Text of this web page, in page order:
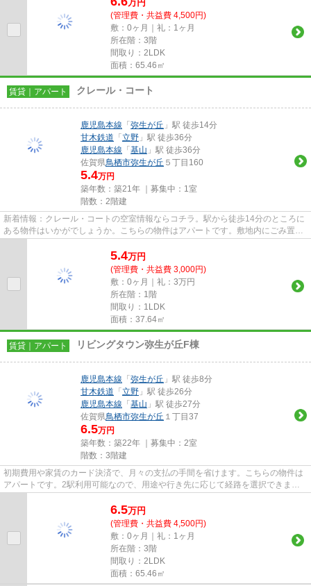
万 円
(管理費・共益費 4,500円)
敷：0ヶ月｜礼：1ヶ月
所在階：3階
間取り：2LDK
面積：65.46㎡
賃貸｜アパート クレール・コート
鹿児島本線 「弥生が丘 」駅 徒歩14分
甘木鉄道 「立野 」駅 徒歩36分
鹿児島本線 「基山 」駅 徒歩36分
佐賀県鳥栖市弥生が丘 ５丁目160
5.4万円
築年数：築21年 ｜募集中： 1室
階数：2階建
新着情報：クレール・コートの空室情報ならコチラ。駅から徒歩14分のところに
ある物件はいかがでしょうか。こちらの物件はアパートです。敷地内にごみ置き
場のある物件です。賃貸物件...
5.4万円
(管理費・共益費 3,000円)
敷：0ヶ月｜礼：3万円
所在階：1階
間取り：1LDK
面積：37.64㎡
賃貸｜アパート リビングタウン弥生が丘F棟
鹿児島本線 「弥生が丘 」駅 徒歩8分
甘木鉄道 「立野 」駅 徒歩26分
鹿児島本線 「基山 」駅 徒歩27分
佐賀県鳥栖市弥生が丘 １丁目37
6.5万円
築年数：築22年 ｜募集中： 2室
階数：3階建
初期費用や家賃のカード決済で、月々の支払の手間を省けます。こちらの物件は
アパートです。2駅利用可能なので、用途や行き先に応じて経路を選択できま
す。忙しい朝に遠くまでゴミ捨て...
6.5万円
(管理費・共益費 4,500円)
敷：0ヶ月｜礼：1ヶ月
所在階：3階
間取り：2LDK
面積：65.46㎡